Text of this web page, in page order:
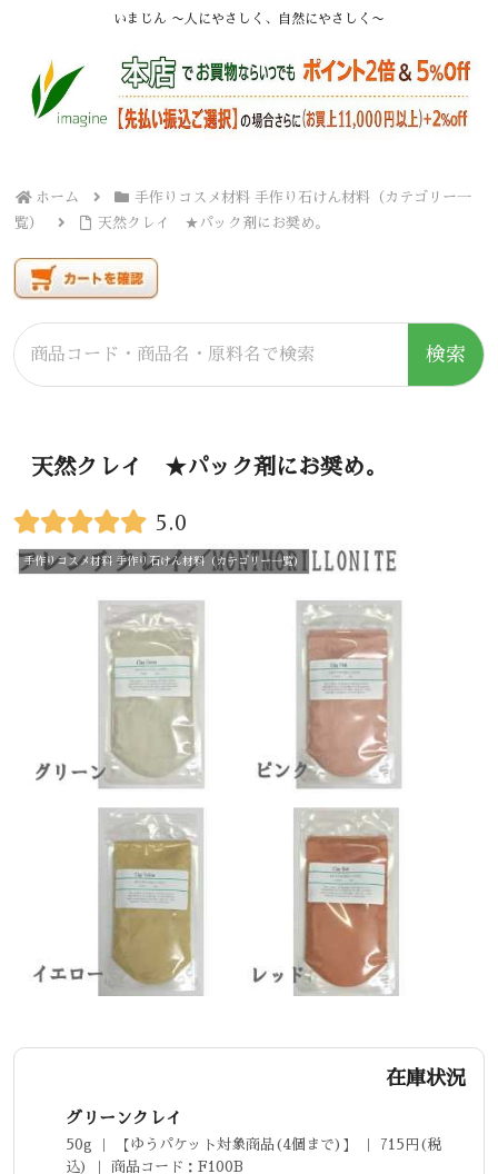
いまじん 〜人にやさしく、自然にやさしく〜
ホーム
手作りコスメ材料 手作り石けん材料（カテゴリー一
覧）
天然クレイ ★パック剤にお奨め。
検索
天然クレイ ★パック剤にお奨め。
5.0
手作りコスメ材料 手作り石けん材料（カテゴリー一覧）
在庫状況
グリーンクレイ
50g ｜ 【ゆうパケット対象商品(4個まで)】 ｜ 715円(税
込) ｜ 商品コード：F100B